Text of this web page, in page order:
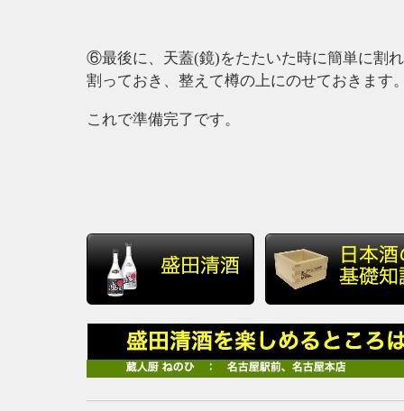
⑥最後に、天蓋(鏡)をたたいた時に簡単に割
割っておき、整えて樽の上にのせておき
これで準備完了です。